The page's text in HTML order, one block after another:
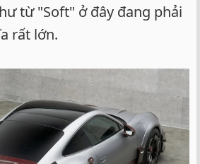
từ "Soft" ở đây đang phải
rất lớn.